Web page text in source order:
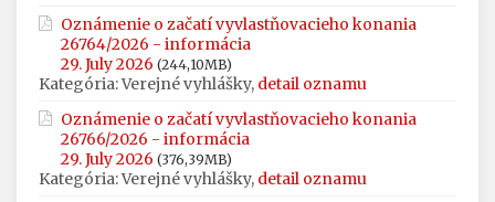
Oznámenie o začatí vyvlastňovacieho konania
26764/2026 - informácia
29. July 2026 (244,10MB)
Kategória: Verejné vyhlášky, detail oznamu
Oznámenie o začatí vyvlastňovacieho konania
26766/2026 - informácia
29. July 2026 (376,39MB)
Kategória: Verejné vyhlášky, detail oznamu